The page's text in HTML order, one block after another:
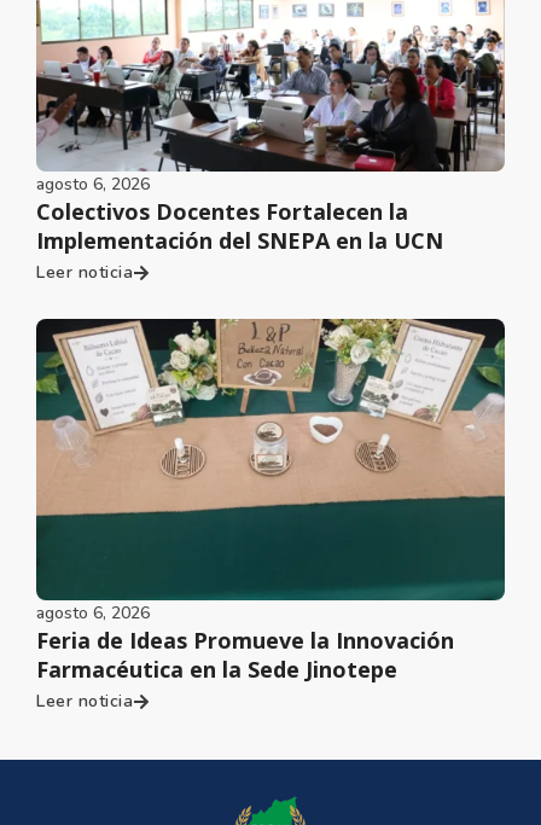
agosto 6, 2026
Colectivos Docentes Fortalecen la
Implementación del SNEPA en la UCN
Leer noticia
agosto 6, 2026
Feria de Ideas Promueve la Innovación
Farmacéutica en la Sede Jinotepe
Leer noticia